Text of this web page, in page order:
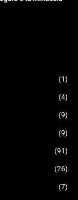
(1)
(4)
(9)
(9)
(91)
(26)
(7)